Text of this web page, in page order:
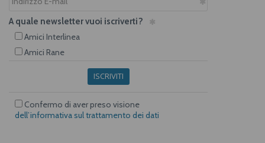
A quale newsletter vuoi iscriverti?
Amici Interlinea
Amici Rane
ISCRIVITI
Confermo di aver preso visione
dell’informativa sul trattamento dei dati